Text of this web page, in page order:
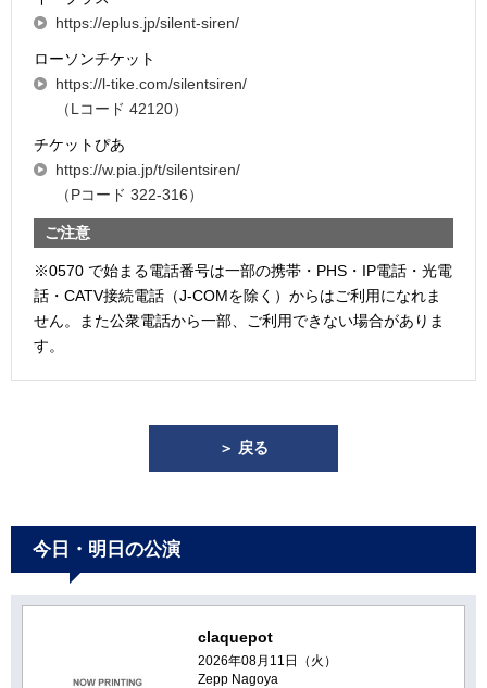
https://eplus.jp/silent-siren/
ローソンチケット
https://l-tike.com/silentsiren/
（Lコード 42120）
チケットぴあ
https://w.pia.jp/t/silentsiren/
（Pコード 322-316）
ご注意
※0570 で始まる電話番号は一部の携帯・PHS・IP電話・光電
話・CATV接続電話（J-COMを除く）からはご利用になれま
せん。また公衆電話から一部、ご利用できない場合がありま
す。
＞ 戻る
今日・明日の公演
claquepot
2026年08月11日（火）
Zepp Nagoya